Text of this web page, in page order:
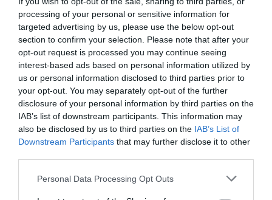
processing of your personal or sensitive information for
targeted advertising by us, please use the below opt-out
section to confirm your selection. Please note that after your
opt-out request is processed you may continue seeing
interest-based ads based on personal information utilized by
us or personal information disclosed to third parties prior to
your opt-out. You may separately opt-out of the further
disclosure of your personal information by third parties on the
IAB’s list of downstream participants. This information may
also be disclosed by us to third parties on the IAB’s List of
Downstream Participants that may further disclose it to other
Personal Data Processing Opt Outs
Vildsvinskotletter med potatisgratäng
Vildsvinskotletter med krämig potatisgratäng och
grönsallad samt riven morot. Gott och enkelt med...
RECEPT